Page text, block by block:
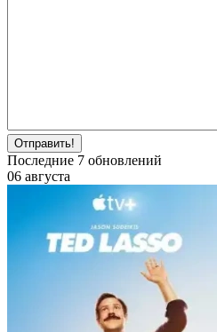
Отправить!
Последние 7 обновлений
06 августа